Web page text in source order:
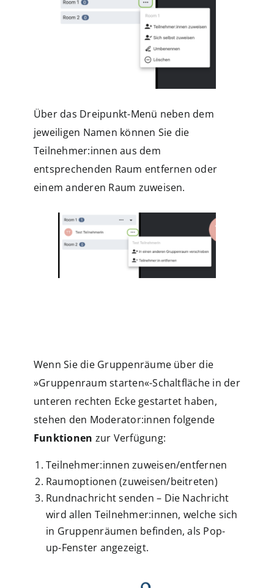
Über das Dreipunkt-Menü neben dem
jeweiligen Namen können Sie die
Teilnehmer:innen aus dem
entsprechenden Raum entfernen oder
einem anderen Raum zuweisen.
Wenn Sie die Gruppenräume über die
»Gruppenraum starten«-Schaltfläche in der
unteren rechten Ecke gestartet haben,
stehen den Moderator:innen folgende
Funktionen zur Verfügung:
Teilnehmer:innen zuweisen/entfernen
Raumoptionen (zuweisen/beitreten)
Rundnachricht senden – Die Nachricht
wird allen Teilnehmer:innen, welche sich
in Gruppenräumen befinden, als Pop-
up-Fenster angezeigt.